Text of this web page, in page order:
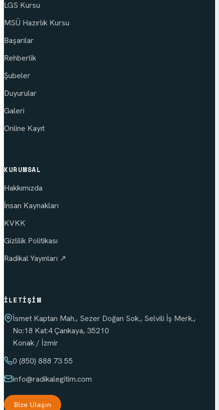
LGS Kursu
MSÜ Hazırlık Kursu
Başarılar
Rehberlik
Şubeler
Duyurular
Galeri
Online Kayıt
KURUMSAL
Hakkımızda
İnsan Kaynakları
KVKK
Gizlilik Politikası
Radikal Yayınları ↗
İLETIŞIM
İsmet Kaptan Mah., Sezer Doğan Sok., Selvili İş Merk.,
No:18 Kat:4 Çankaya, 35210
Konak / İzmir
0 (850) 888 73 55
info@radikalegitim.com
Bize Ulaşın